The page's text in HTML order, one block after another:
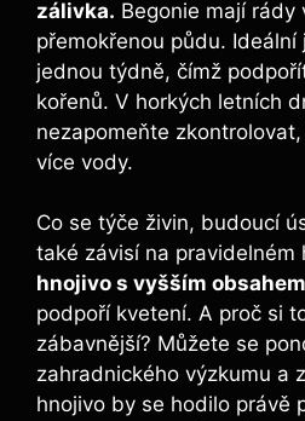
zálivka. Begonie mají rády
přemokřenou půdu.
jednou týdně, čímž
kořenů. V horkých letních
nezapomeňte
více vody.
Co se týče živin, budoucí
také závisí na pravidelném
hnojivo s vyšším
podpoří kvetení. A proč si
zábavnější? Můžete se
zahradnického výzkumu a
hnojivo by se hodilo právě